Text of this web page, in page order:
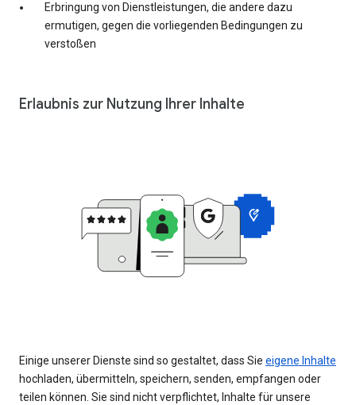
Erbringung von Dienstleistungen, die andere dazu
ermutigen, gegen die vorliegenden Bedingungen zu
verstoßen
Erlaubnis zur Nutzung Ihrer Inhalte
Einige unserer Dienste sind so gestaltet, dass Sie eigene Inhalte
hochladen, übermitteln, speichern, senden, empfangen oder
teilen können. Sie sind nicht verpflichtet, Inhalte für unsere